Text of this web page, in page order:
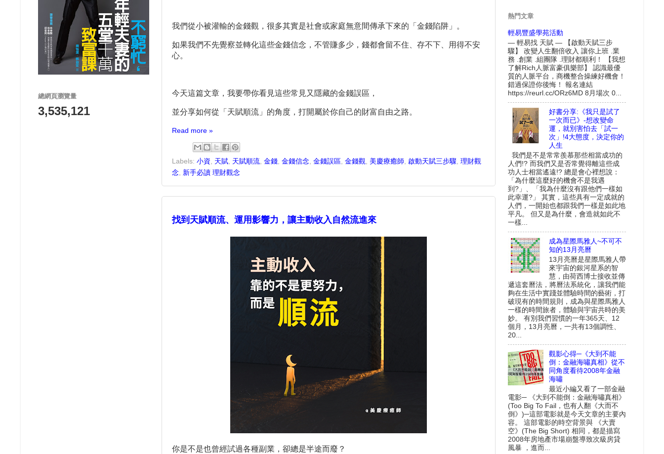
我們從小被灌輸的金錢觀，很多其實是社會或家庭無意間傳承下來的「金錢陷阱」。
如果我們不先覺察並轉化這些金錢信念，不管賺多少，錢都會留不住、存不下、用得不安
心。
今天這篇文章，我要帶你看見這些常見又隱藏的金錢誤區，
並分享如何從「天賦順流」的角度，打開屬於你自己的財富自由之路。
Read more »
Labels: 小資 天賦 天賦順流 金錢 金錢信念 金錢誤區 金錢觀 美慶療癒師 啟動天賦三步驟 理財觀
念 新手必讀 理財觀念
找到天賦順流、運用影響力，讓主動收入自然流進來
你是不是也曾經試過各種副業，卻總是半途而廢？
總網頁瀏覽量
3,535,121
熱門文章
輕易豐盛學苑活動
— 輕易找 天賦 — 【啟動天賦三步
驟】 改變人生翻倍收入 讓你上班 .業
務 .創業 .組團隊 .理財都順利！ 【我想
了解Rich人脈富豪俱樂部】 認識最優
質的人脈平台，商機整合操練好機會！
錯過保證你後悔！ 報名連結
https://reurl.cc/ORz6MD 8月場次 0...
好書分享:《我只是試了
一次而已》-想改變命
運，就別害怕去「試一
次」!4大態度，決定你的
人生
我們是不是常常羨慕那些相當成功的
人們!? 而我們又是否常覺得離這些成
功人士相當遙遠!? 總是會心裡想說：
「為什麼這麼好的機會不是我遇
到?」、「我為什麼沒有跟他們一樣如
此幸運?」 其實，這些具有一定成就的
人們，一開始也都跟我們一樣是如此地
平凡。 但又是為什麼，會造就如此不
一樣...
成為星際馬雅人~不可不
知的13月亮曆
13月亮曆是星際馬雅人帶
來宇宙的銀河星系的智
慧，由荷西博士接收並傳
遞這套曆法，將曆法系統化，讓我們能
夠在生活中實踐並體驗時間的藝術，打
破現有的時間規則，成為與星際馬雅人
一樣的時間旅者，體驗與宇宙共時的美
妙。 有別我們習慣的一年365天、12
個月，13月亮曆，一共有13個調性、
20...
觀影心得─《大到不能
倒：金融海嘯真相》從不
同角度看待2008年金融
海嘯
最近小編又看了一部金融
電影─ 《大到不能倒：金融海嘯真相》
(Too Big To Fail，也有人翻《大而不
倒》)─這部電影就是今天文章的主要內
容。 這部電影的時空背景與 《大賣
空》(The Big Short) 相同，都是描寫
2008年房地產市場崩盤導致次級房貸
風暴 ，進而...